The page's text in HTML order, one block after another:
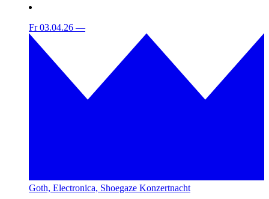
Fr 03.04.26 —
Goth, Electronica, Shoegaze Konzertnacht